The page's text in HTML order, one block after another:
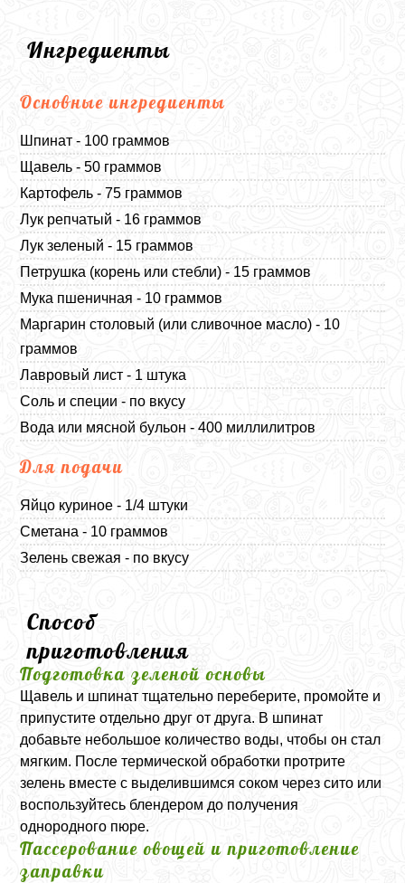
Ингредиенты
Основные ингредиенты
Шпинат - 100 граммов
Щавель - 50 граммов
Картофель - 75 граммов
Лук репчатый - 16 граммов
Лук зеленый - 15 граммов
Петрушка (корень или стебли) - 15 граммов
Мука пшеничная - 10 граммов
Маргарин столовый (или сливочное масло) - 10
граммов
Лавровый лист - 1 штука
Соль и специи - по вкусу
Вода или мясной бульон - 400 миллилитров
Для подачи
Яйцо куриное - 1/4 штуки
Сметана - 10 граммов
Зелень свежая - по вкусу
Способ
приготовления
Подготовка зеленой основы
Щавель и шпинат тщательно переберите, промойте и
припустите отдельно друг от друга. В шпинат
добавьте небольшое количество воды, чтобы он стал
мягким. После термической обработки протрите
зелень вместе с выделившимся соком через сито или
воспользуйтесь блендером до получения
однородного пюре.
Пассерование овощей и приготовление
заправки